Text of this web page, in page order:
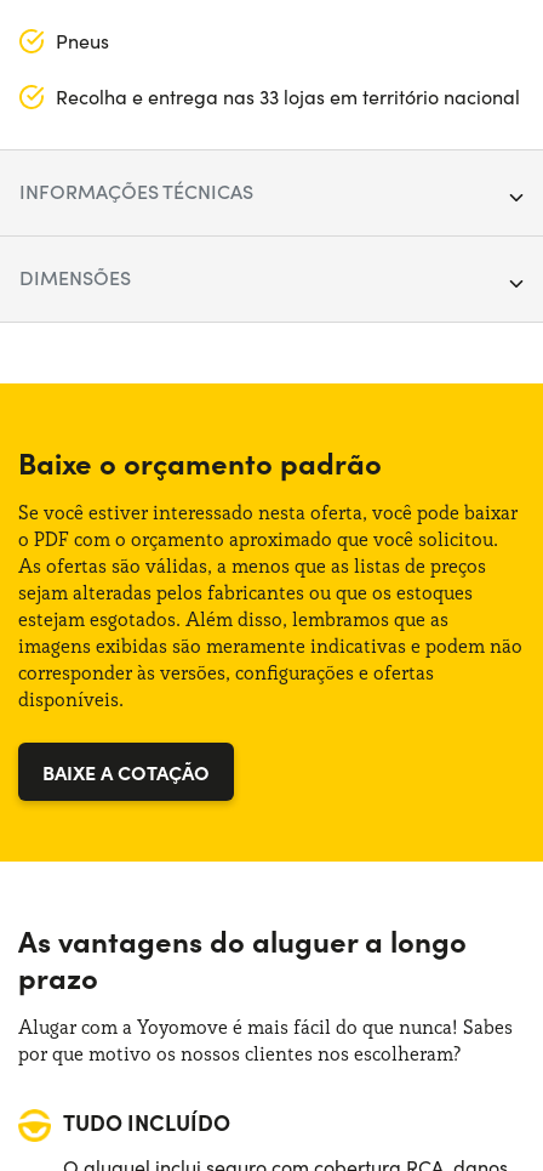
Pneus
Recolha e entrega nas 33 lojas em território nacional
INFORMAÇÕES TÉCNICAS
Tração: Anterior
Numero de lugares:5
Potência:116 CV
DIMENSÕES
Altura:
Bagageira (máx):1300 lt
Bagageira (mín): 445 lt
Baixe o orçamento padrão
Se você estiver interessado nesta oferta, você pode baixar
o PDF com o orçamento aproximado que você solicitou.
As ofertas são válidas, a menos que as listas de preços
sejam alteradas pelos fabricantes ou que os estoques
estejam esgotados. Além disso, lembramos que as
imagens exibidas são meramente indicativas e podem não
corresponder às versões, configurações e ofertas
disponíveis.
BAIXE A COTAÇÃO
As vantagens do aluguer a longo
prazo
Alugar com a Yoyomove é mais fácil do que nunca! Sabes
por que motivo os nossos clientes nos escolheram?
TUDO INCLUÍDO